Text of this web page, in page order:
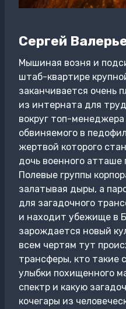
Сергей
Мышиная возня и
штаб-квартире
заканчивается очень
из интерната для
вокруг топ-менеджера
обвиняемого в
жертвой которого
дочь военного атташе
Полевые группы
залатывая дыры, а
для загадочного
и находит убежище в
зарождается новый
всем чертям тут
трансферы, кто такие
улыбки похищенного
спектр и какую
кочегары из